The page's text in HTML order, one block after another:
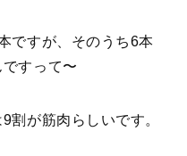
ですが、そのうち6本
すって〜
割が筋肉らしいです。